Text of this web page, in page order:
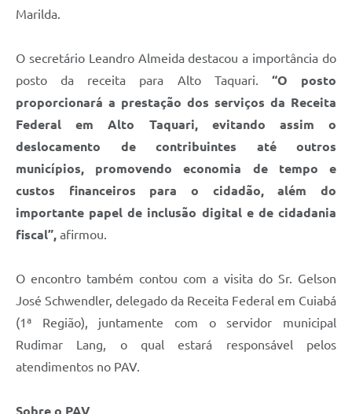
Marilda.
O secretário Leandro Almeida destacou a importância do
posto da receita para Alto Taquari. “O posto
proporcionará a prestação dos serviços da Receita
Federal em Alto Taquari, evitando assim o
deslocamento de contribuintes até outros
municípios, promovendo economia de tempo e
custos financeiros para o cidadão, além do
importante papel de inclusão digital e de cidadania
fiscal”, afirmou.
O encontro também contou com a visita do Sr. Gelson
José Schwendler, delegado da Receita Federal em Cuiabá
(1ª Região), juntamente com o servidor municipal
Rudimar Lang, o qual estará responsável pelos
atendimentos no PAV.
Sobre o PAV